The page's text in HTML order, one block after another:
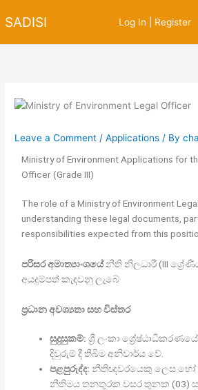
toSADISI Log In | Register
Leave a Comment /Applications / By
Ministry of Environment Applications for
Officer (Grade III)
The role of a Ministry of Environment
understanding these legal documents,
responsibilities expected from this
පරිසර අමාත්‍යාංශයේනීති නිලධාරී (III
අයදුම්පත් කැඳවනු ලැබේ
ප්‍රධාන අවශ්‍යතා සහ විස්තර
සුදුසුකම්: ශ්‍රී ලංකා
දිවුරුම් දී තිබීම අනිවාර්ය වේ.
පළපුරුද්ද: නීතිඥවරයෙකු ලෙස හෝ
නීතිමය තනතුරක වසර තුනක (03)